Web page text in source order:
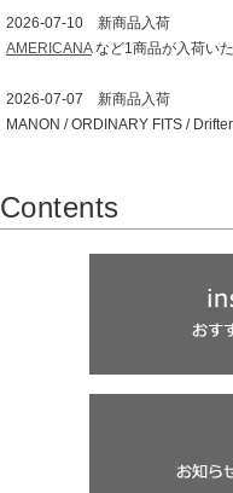
2026-07-10 新商品入荷
AMERICANAなど1商品が入荷いた
2026-07-07 新商品入荷
MANON / ORDINARY FITS /
NO CONTROL AIR / FIRMUM な
2026-07-01 新商品入荷
Contents